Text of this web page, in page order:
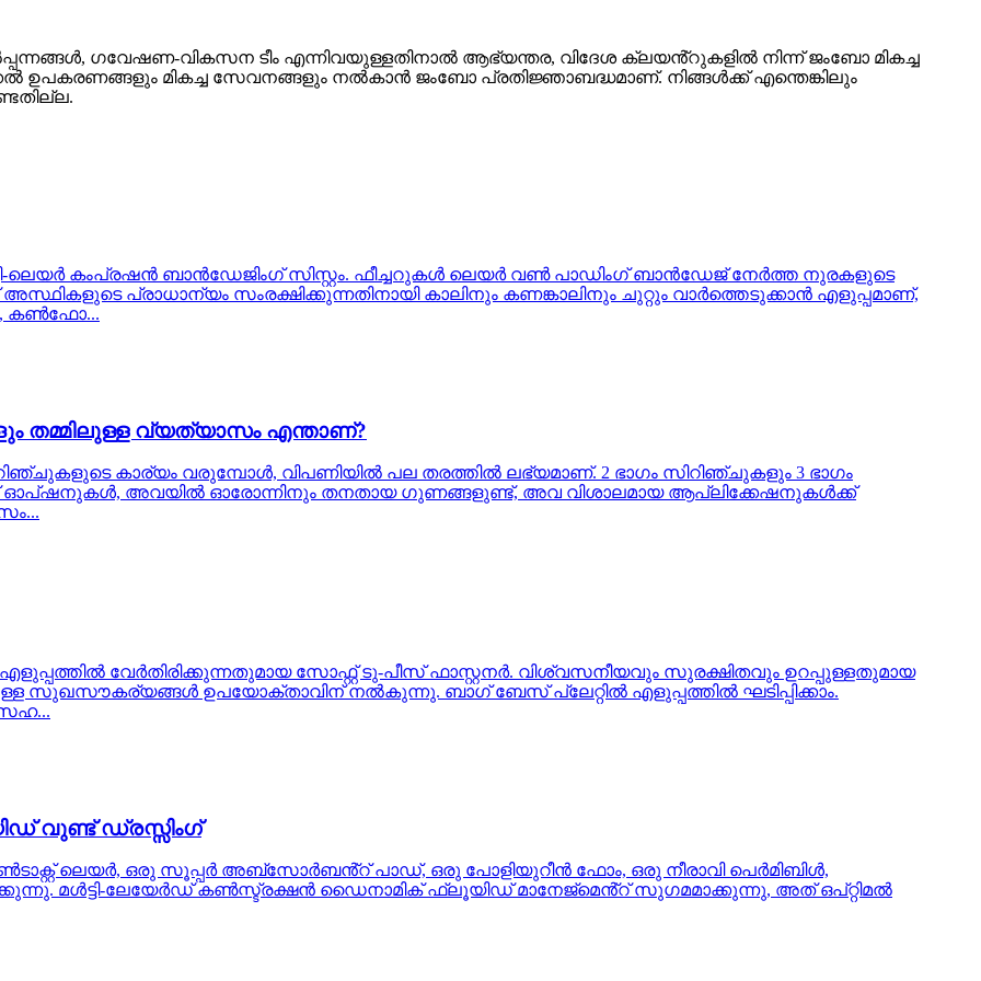
ഗവേഷണ-വികസന ടീം എന്നിവയുള്ളതിനാൽ ആഭ്യന്തര, വിദേശ ക്ലയൻ്റുകളിൽ നിന്ന് ജംബോ മികച്ച
ഉപകരണങ്ങളും മികച്ച സേവനങ്ങളും നൽകാൻ ജംബോ പ്രതിജ്ഞാബദ്ധമാണ്. നിങ്ങൾക്ക് എന്തെങ്കിലും
ലെയർ കംപ്രഷൻ ബാൻഡേജിംഗ് സിസ്റ്റം. ഫീച്ചറുകൾ ലെയർ വൺ പാഡിംഗ് ബാൻഡേജ് നേർത്ത നുരകളുടെ
പ്രാധാന്യം സംരക്ഷിക്കുന്നതിനായി കാലിനും കണങ്കാലിനും ചുറ്റും വാർത്തെടുക്കാൻ എളുപ്പമാണ്,
കൺഫോ...
തമ്മിലുള്ള വ്യത്യാസം എന്താണ്?
കാര്യം വരുമ്പോൾ, വിപണിയിൽ പല തരത്തിൽ ലഭ്യമാണ്. 2 ഭാഗം സിറിഞ്ചുകളും 3 ഭാഗം
അവയിൽ ഓരോന്നിനും തനതായ ഗുണങ്ങളുണ്ട്, അവ വിശാലമായ ആപ്ലിക്കേഷനുകൾക്ക്
വേർതിരിക്കുന്നതുമായ സോഫ്റ്റ് ടു-പീസ് ഫാസ്റ്റനർ. വിശ്വസനീയവും സുരക്ഷിതവും ഉറപ്പുള്ളതുമായ
സുഖസൗകര്യങ്ങൾ ഉപയോക്താവിന് നൽകുന്നു. ബാഗ് ബേസ് പ്ലേറ്റിൽ എളുപ്പത്തിൽ ഘടിപ്പിക്കാം.
സഹ...
വുണ്ട് ഡ്രസ്സിംഗ്
ലെയർ, ഒരു സൂപ്പർ അബ്സോർബൻ്റ് പാഡ്, ഒരു പോളിയുറീൻ ഫോം, ഒരു നീരാവി പെർമിബിൾ,
മൾട്ടി-ലേയേർഡ് കൺസ്ട്രക്ഷൻ ഡൈനാമിക് ഫ്ലൂയിഡ് മാനേജ്മെൻ്റ് സുഗമമാക്കുന്നു, അത് ഒപ്റ്റിമൽ